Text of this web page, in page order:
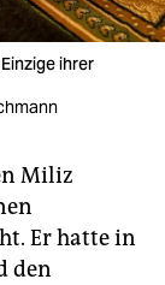
ihrer
Miliz
Er hatte in
den